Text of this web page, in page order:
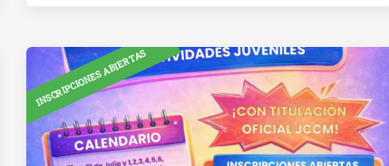
275,00€